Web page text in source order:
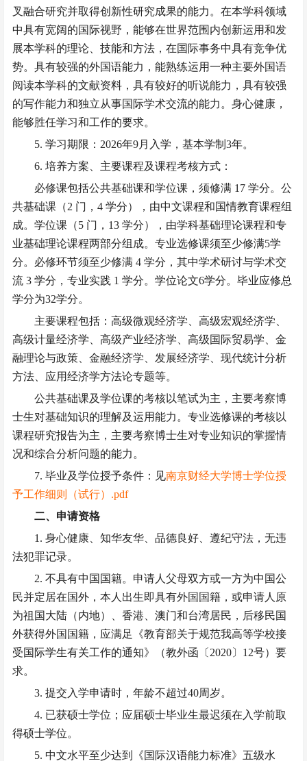
叉融合研究并取得创新性研究成果的能力。在本学科领域
中具有宽阔的国际视野，能够在世界范围内创新运用和发
展本学科的理论、技能和方法，在国际事务中具有竞争优
势。具有较强的外国语能力，能熟练运用一种主要外国语
阅读本学科的文献资料，具有较好的听说能力，具有较强
的写作能力和独立从事国际学术交流的能力。身心健康，
能够胜任学习和工作的要求。
5. 学习期限：2026年9月入学，基本学制3年。
6. 培养方案、主要课程及课程考核方式：
必修课包括公共基础课和学位课，须修满 17 学分。公
共基础课（2 门，4 学分），由中文课程和国情教育课程组
成。学位课（5 门，13 学分），由学科基础理论课程和专
业基础理论课程两部分组成。专业选修课须至少修满5学
分。必修环节须至少修满 4 学分，其中学术研讨与学术交
流 3 学分，专业实践 1 学分。学位论文6学分。毕业应修总
学分为32学分。
主要课程包括：高级微观经济学、高级宏观经济学、
高级计量经济学、高级产业经济学、高级国际贸易学、金
融理论与政策、金融经济学、发展经济学、现代统计分析
方法、应用经济学方法论专题等。
公共基础课及学位课的考核以笔试为主，主要考察博
士生对基础知识的理解及运用能力。专业选修课的考核以
课程研究报告为主，主要考察博士生对专业知识的掌握情
况和综合分析问题的能力。
7. 毕业及学位授予条件：见南京财经大学博士学位授
予工作细则（试行）.pdf
二、申请资格
1. 身心健康、知华友华、品德良好、遵纪守法，无违
法犯罪记录。
2. 不具有中国国籍。申请人父母双方或一方为中国公
民并定居在国外，本人出生即具有外国国籍，或申请人原
为祖国大陆（内地）、香港、澳门和台湾居民，后移民国
外获得外国国籍，应满足《教育部关于规范我高等学校接
受国际学生有关工作的通知》（教外函〔2020〕12号）要
求。
3. 提交入学申请时，年龄不超过40周岁。
4. 已获硕士学位；应届硕士毕业生最迟须在入学前取
得硕士学位。
5. 中文水平至少达到《国际汉语能力标准》五级水